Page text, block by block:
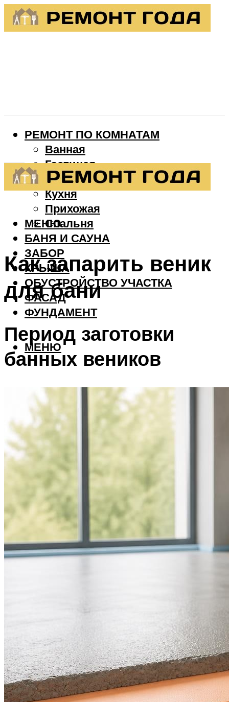
РЕМОНТ ПО КОМНАТАМ
Ванная
Гостиная
Детская
Кухня
Прихожая
Спальня
БАНЯ И САУНА
ЗАБОР
КРЫША
ОБУСТРОЙСТВО УЧАСТКА
ФАСАД
ФУНДАМЕНТ
МЕНЮ
МЕНЮ
Как запарить веник
для бани
Период заготовки
банных веников